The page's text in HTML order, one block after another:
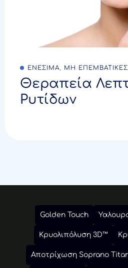
ΕΝΕΣΙΜΑ, ΜΗ ΕΠΕΜΒΑΤΙΚΕΣ
Θεραπεία
Ρυτίδων
Golden Touch
Κρυολιπόλυση 3D™
Αποτρίχωση Soprano